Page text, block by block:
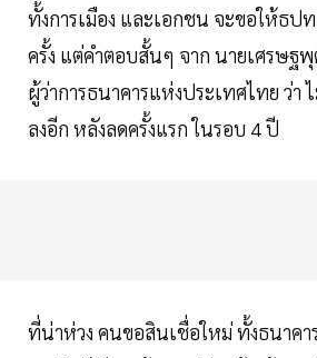
ทั้งการเมือง และเอกชน จะขอให้ธป
ครั้ง แต่คำตอบสั้นๆ จาก นายเศรษ
ผู้ว่าการธนาคารแห่งประเทศไทย ว่า
ลงอีก หลังลดครั้งแรก ในรอบ 4 ปี
ที่น่าห่วง คนขอสินเชื่อใหม่ ทั้งธนาคา